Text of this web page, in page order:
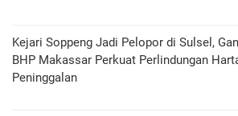
Kejari Soppeng Jadi Pelopor di Sulsel,
BHP Makassar Perkuat Perlindungan
Peninggalan